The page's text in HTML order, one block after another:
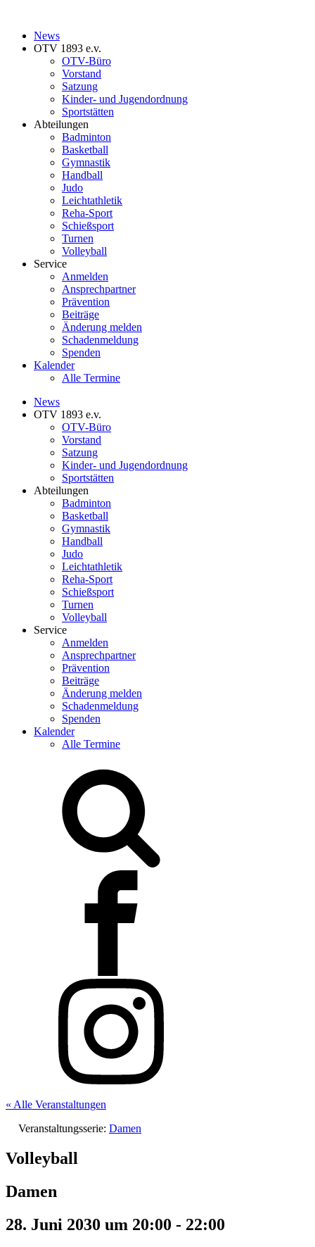
News
OTV 1893 e.v.
OTV-Büro
Vorstand
Satzung
Kinder- und Jugendordnung
Sportstätten
Abteilungen
Badminton
Basketball
Gymnastik
Handball
Judo
Leichtathletik
Reha-Sport
Schießsport
Turnen
Volleyball
Service
Anmelden
Ansprechpartner
Prävention
Beiträge
Änderung melden
Schadenmeldung
Spenden
Kalender
Alle Termine
News
OTV 1893 e.v.
OTV-Büro
Vorstand
Satzung
Kinder- und Jugendordnung
Sportstätten
Abteilungen
Badminton
Basketball
Gymnastik
Handball
Judo
Leichtathletik
Reha-Sport
Schießsport
Turnen
Volleyball
Service
Anmelden
Ansprechpartner
Prävention
Beiträge
Änderung melden
Schadenmeldung
Spenden
Kalender
Alle Termine
« Alle Veranstaltungen
Veranstaltungsserie: Damen
Volleyball
Damen
28. Juni 2030 um 20:00 - 22:00